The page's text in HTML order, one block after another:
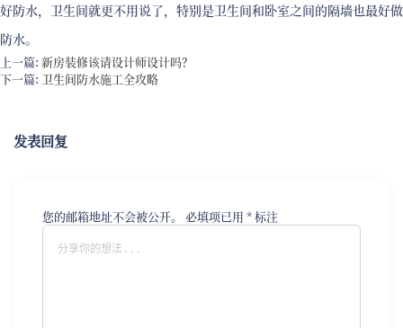
好防水，卫生间就更不用说了，特别是卫生间和卧室之间的隔墙也最好做
防水。
上一篇: 新房装修该请设计师设计吗？
下一篇: 卫生间防水施工全攻略
发表回复
您的邮箱地址不会被公开。 必填项已用 *标注